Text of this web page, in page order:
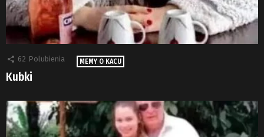
62 Polubienia MEMY O KACU
Kubki